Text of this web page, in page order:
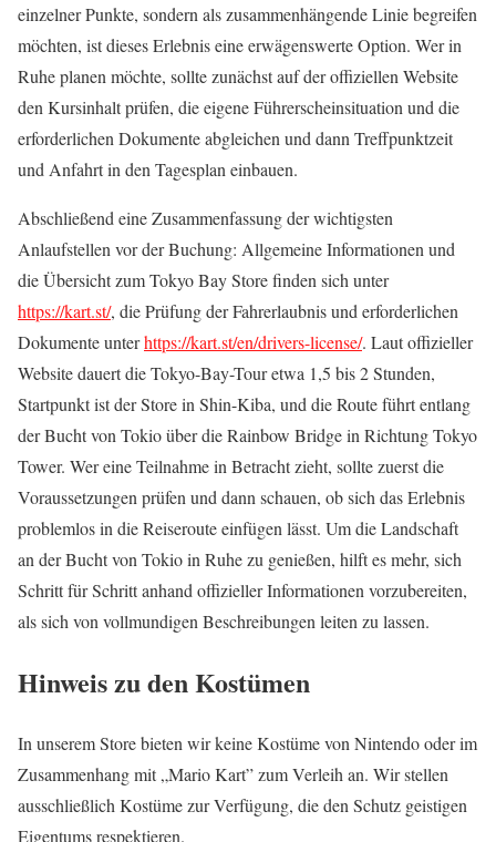
einzelner Punkte, sondern als zusammenhängende Linie begreifen
möchten, ist dieses Erlebnis eine erwägenswerte Option. Wer in
Ruhe planen möchte, sollte zunächst auf der offiziellen Website
den Kursinhalt prüfen, die eigene Führerscheinsituation und die
erforderlichen Dokumente abgleichen und dann Treffpunktzeit
und Anfahrt in den Tagesplan einbauen.
Abschließend eine Zusammenfassung der wichtigsten
Anlaufstellen vor der Buchung: Allgemeine Informationen und
die Übersicht zum Tokyo Bay Store finden sich unter
https://kart.st/, die Prüfung der Fahrerlaubnis und erforderlichen
Dokumente unterhttps://kart.st/en/drivers-license/. Laut offizieller
Website dauert die Tokyo-Bay-Tour etwa 1,5 bis 2 Stunden,
Startpunkt ist der Store in Shin-Kiba, und die Route führt entlang
der Bucht von Tokio über die Rainbow Bridge in Richtung Tokyo
Tower. Wer eine Teilnahme in Betracht zieht, sollte zuerst die
Voraussetzungen prüfen und dann schauen, ob sich das Erlebnis
problemlos in die Reiseroute einfügen lässt. Um die Landschaft
an der Bucht von Tokio in Ruhe zu genießen, hilft es mehr, sich
Schritt für Schritt anhand offizieller Informationen vorzubereiten,
als sich von vollmundigen Beschreibungen leiten zu lassen.
Hinweis zu den Kostümen
In unserem Store bieten wir keine Kostüme von Nintendo oder im
Zusammenhang mit „Mario Kart” zum Verleih an. Wir stellen
ausschließlich Kostüme zur Verfügung, die den Schutz geistigen
Eigentums respektieren.